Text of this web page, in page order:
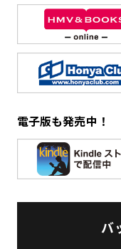
電子版も発売中！
バ